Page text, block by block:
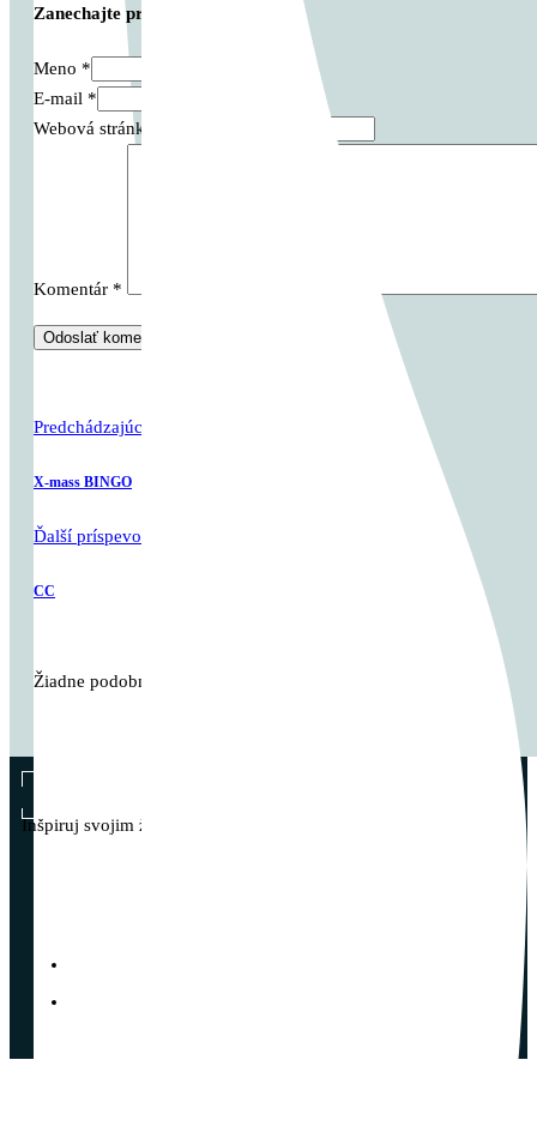
Zanechajte prvý komentár
Meno *
E-mail *
Webová stránka
Komentár *
Predchádzajúci príspevok
X-mass BINGO
Ďalší príspevok
CC
Žiadne podobné články
Inšpiruj svojim životom …